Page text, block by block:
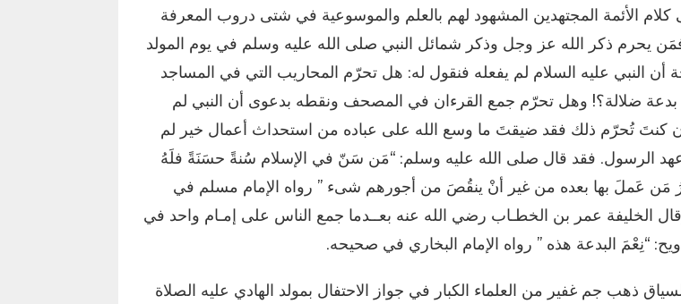
كلام الأئمة المجتهدين المشهود لهم بالعلم والموسوعية في شتى دروب المعرفة
يحرم ذكر الله عز وجل وذكر شمائل النبي صلى الله عليه وسلم في يوم المولد
أن النبي عليه السلام لم يفعله فنقول له: هل تحرّم المحاريب التي في المساجد
بدعة ضلالة؟! وهل تحرّم جمع القرءان في المصحف ونقطه بدعوى أن النبي لم
كنتَ تُحرّم ذلك فقد ضيقتَ ما وسع الله على عباده من استحداث أعمال خير لم
الرسول. فقد قال صلى الله عليه وسلم: “مَن سَنّ في الإسلام سُنةً حسَنَةً فلَهُ
مَن عَملَ بها بعده من غير أنْ ينقُصَ من أجورهم شىء ” رواه الإمام مسلم في
الخليفة عمر بن الخطـاب رضي الله عنه بعــدما جمع الناس على إمـام واحد في
“نِعْمَ البدعة هذه ” رواه الإمام البخاري في صحيحه.
ذهب جم غفير من العلماء الكبار في جواز الاحتفال بمولد الهادي عليه الصلاة